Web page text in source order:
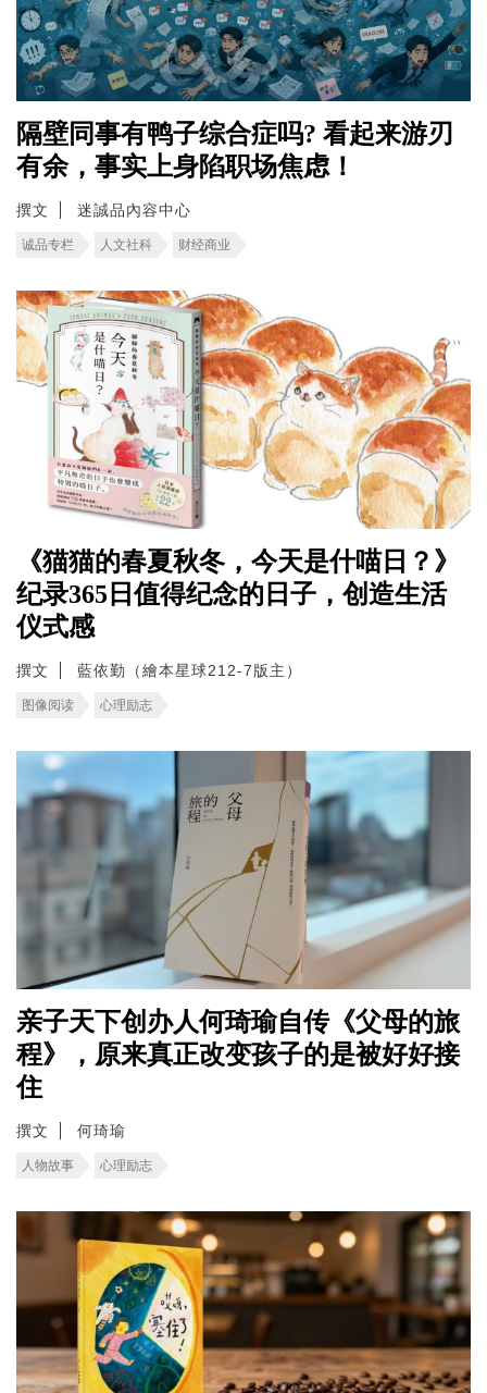
隔壁同事有鸭子综合症吗? 看起来游刃
有余，事实上身陷职场焦虑！
撰文 迷誠品內容中心
诚品专栏 人文社科 财经商业
《猫猫的春夏秋冬，今天是什喵日？》
纪录365日值得纪念的日子，创造生活
仪式感
撰文 藍依勤（繪本星球212-7版主）
图像阅读 心理励志
亲子天下创办人何琦瑜自传《父母的旅
程》，原来真正改变孩子的是被好好接
住
撰文 何琦瑜
人物故事 心理励志